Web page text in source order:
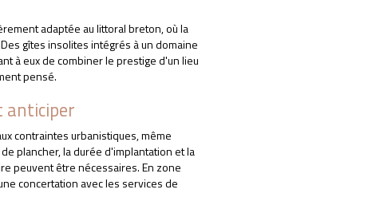
adaptée au littoral breton, où la
gîtes insolites intégrés à un domaine
à eux de combiner le prestige d'un lieu
pensé.
anticiper
contraintes urbanistiques, même
plancher, la durée d'implantation et la
peuvent être nécessaires. En zone
concertation avec les services de